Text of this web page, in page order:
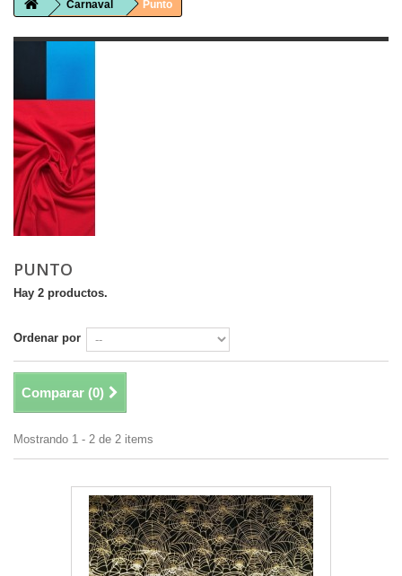
Carnaval Punto
PUNTO
Hay 2 productos.
Ordenar por
Comparar (0)
Mostrando 1 - 2 de 2 items